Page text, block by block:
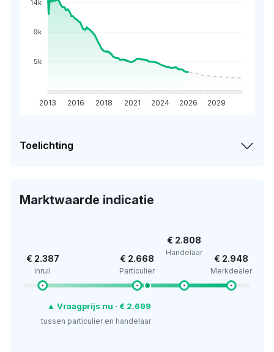
14k
9k
5k
2013 2016 2018 2021 2024 2026 2029
Toelichting
Marktwaarde indicatie
€ 2.387
Inruil
€ 2.668
Particulier
€ 2.808
Handelaar
€ 2.948
Merkdealer
▲ Vraagprijs nu · € 2.699
tussen particulier en handelaar